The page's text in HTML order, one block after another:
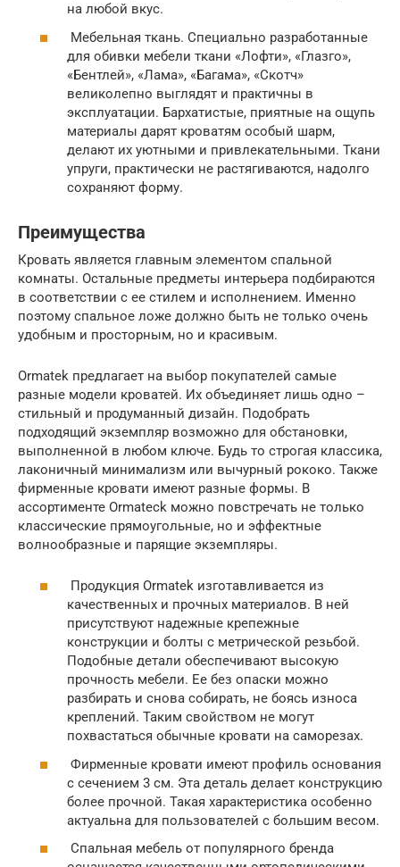
на любой вкус.
Мебельная ткань. Специально разработанные
для обивки мебели ткани «Лофти», «Глазго»,
«Бентлей», «Лама», «Багама», «Скотч»
великолепно выглядят и практичны в
эксплуатации. Бархатистые, приятные на ощупь
материалы дарят кроватям особый шарм,
делают их уютными и привлекательными. Ткани
упруги, практически не растягиваются, надолго
сохраняют форму.
Преимущества
Кровать является главным элементом спальной
комнаты. Остальные предметы интерьера подбираются
в соответствии с ее стилем и исполнением. Именно
поэтому спальное ложе должно быть не только очень
удобным и просторным, но и красивым.
Ormatek предлагает на выбор покупателей самые
разные модели кроватей. Их объединяет лишь одно –
стильный и продуманный дизайн. Подобрать
подходящий экземпляр возможно для обстановки,
выполненной в любом ключе. Будь то строгая классика,
лаконичный минимализм или вычурный рококо. Также
фирменные кровати имеют разные формы. В
ассортименте Ormateck можно повстречать не только
классические прямоугольные, но и эффектные
волнообразные и парящие экземпляры.
Продукция Ormatek изготавливается из
качественных и прочных материалов. В ней
присутствуют надежные крепежные
конструкции и болты с метрической резьбой.
Подобные детали обеспечивают высокую
прочность мебели. Ее без опаски можно
разбирать и снова собирать, не боясь износа
креплений. Таким свойством не могут
похвастаться обычные кровати на саморезах.
Фирменные кровати имеют профиль основания
с сечением 3 см. Эта деталь делает конструкцию
более прочной. Такая характеристика особенно
актуальна для пользователей с большим весом.
Спальная мебель от популярного бренда